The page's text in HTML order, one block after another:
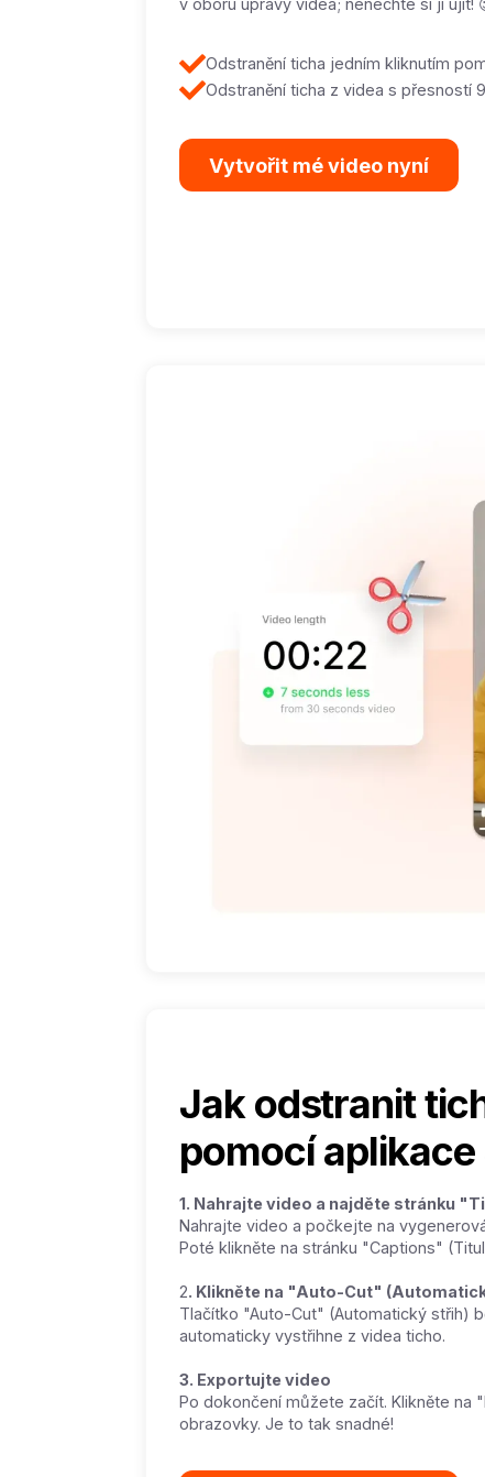
v oboru úpravy videa; nenechte si ji ujít!
Odstranění ticha jedním kliknutím
Odstranění ticha z videa s přesností
Vytvořit mé video nyní
Jak odstranit
pomocí
1. Nahrajte video a najděte stránku
Nahrajte video a počkejte na
Poté klikněte na stránku "Captions"
2. Klikněte na "Auto-Cut"
Tlačítko "Auto-Cut" (Automatický střih)
automaticky vystřihne z videa ticho.
3. Exportujte video
Po dokončení můžete začít. Klikněte na
obrazovky. Je to tak snadné!